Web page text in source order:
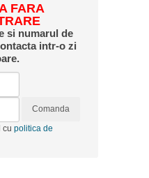
FARA
si numarul de
intr-o zi
Comanda
cu politica de